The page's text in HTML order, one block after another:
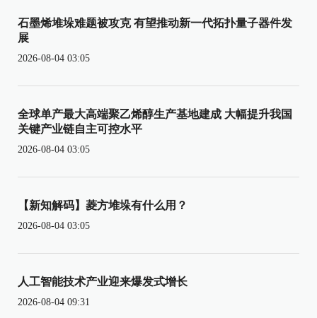
石墨烯堆垛难题被攻克 有望推动新一代拓扑量子器件发
展
2026-08-04 03:05
全球单产最大高端聚乙烯醇生产基地建成 大幅提升我国
关键产业链自主可控水平
2026-08-04 03:05
【新知解码】菱方堆垛有什么用？
2026-08-04 03:05
人工智能技术产业迎来爆发式增长
2026-08-04 09:31